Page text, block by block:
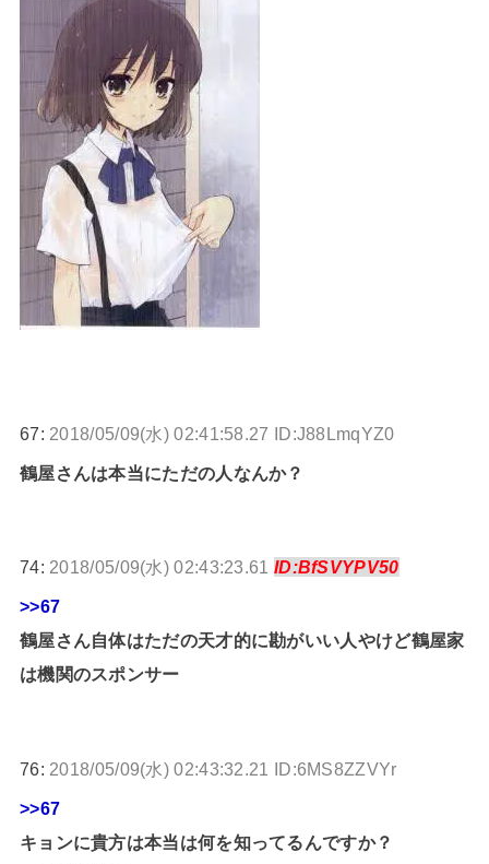
67: 2018/05/09(水) 02:41:58.27 ID:J88LmqYZ0
鶴屋さんは本当にただの人なんか？
74: 2018/05/09(水) 02:43:23.61 ID:BfSVYPV50
>>67
鶴屋さん自体はただの天才的に勘がいい人やけど鶴屋家
は機関のスポンサー
76: 2018/05/09(水) 02:43:32.21 ID:6MS8ZZVYr
>>67
キョンに貴方は本当は何を知ってるんですか？